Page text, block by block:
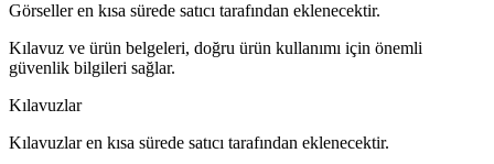
Görseller en kısa sürede satıcı tarafından eklenecektir.
Kılavuz ve ürün belgeleri, doğru ürün kullanımı için önemli
güvenlik bilgileri sağlar.
Kılavuzlar
Kılavuzlar en kısa sürede satıcı tarafından eklenecektir.